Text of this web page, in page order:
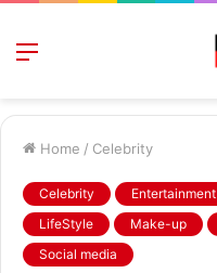
Menu
Home / Celebrity
Celebrity Entertainment
LifeStyle
Make-up
Social media